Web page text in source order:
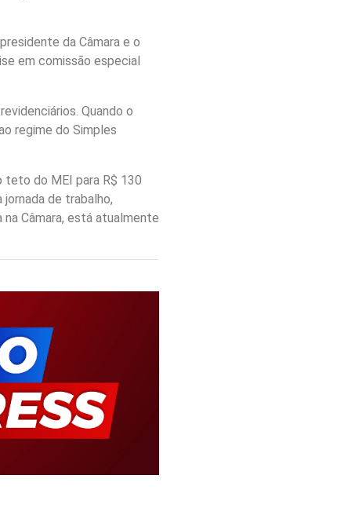
da Câmara e o
em comissão especial
Quando o
regime do Simples
teto do MEI para R$ 130
de trabalho,
na Câmara, está atualmente